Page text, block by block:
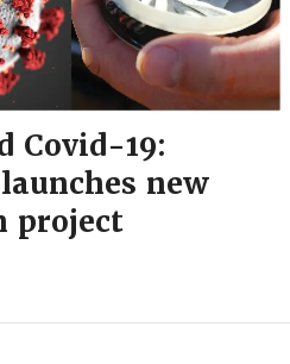
Covid-19:
new
project